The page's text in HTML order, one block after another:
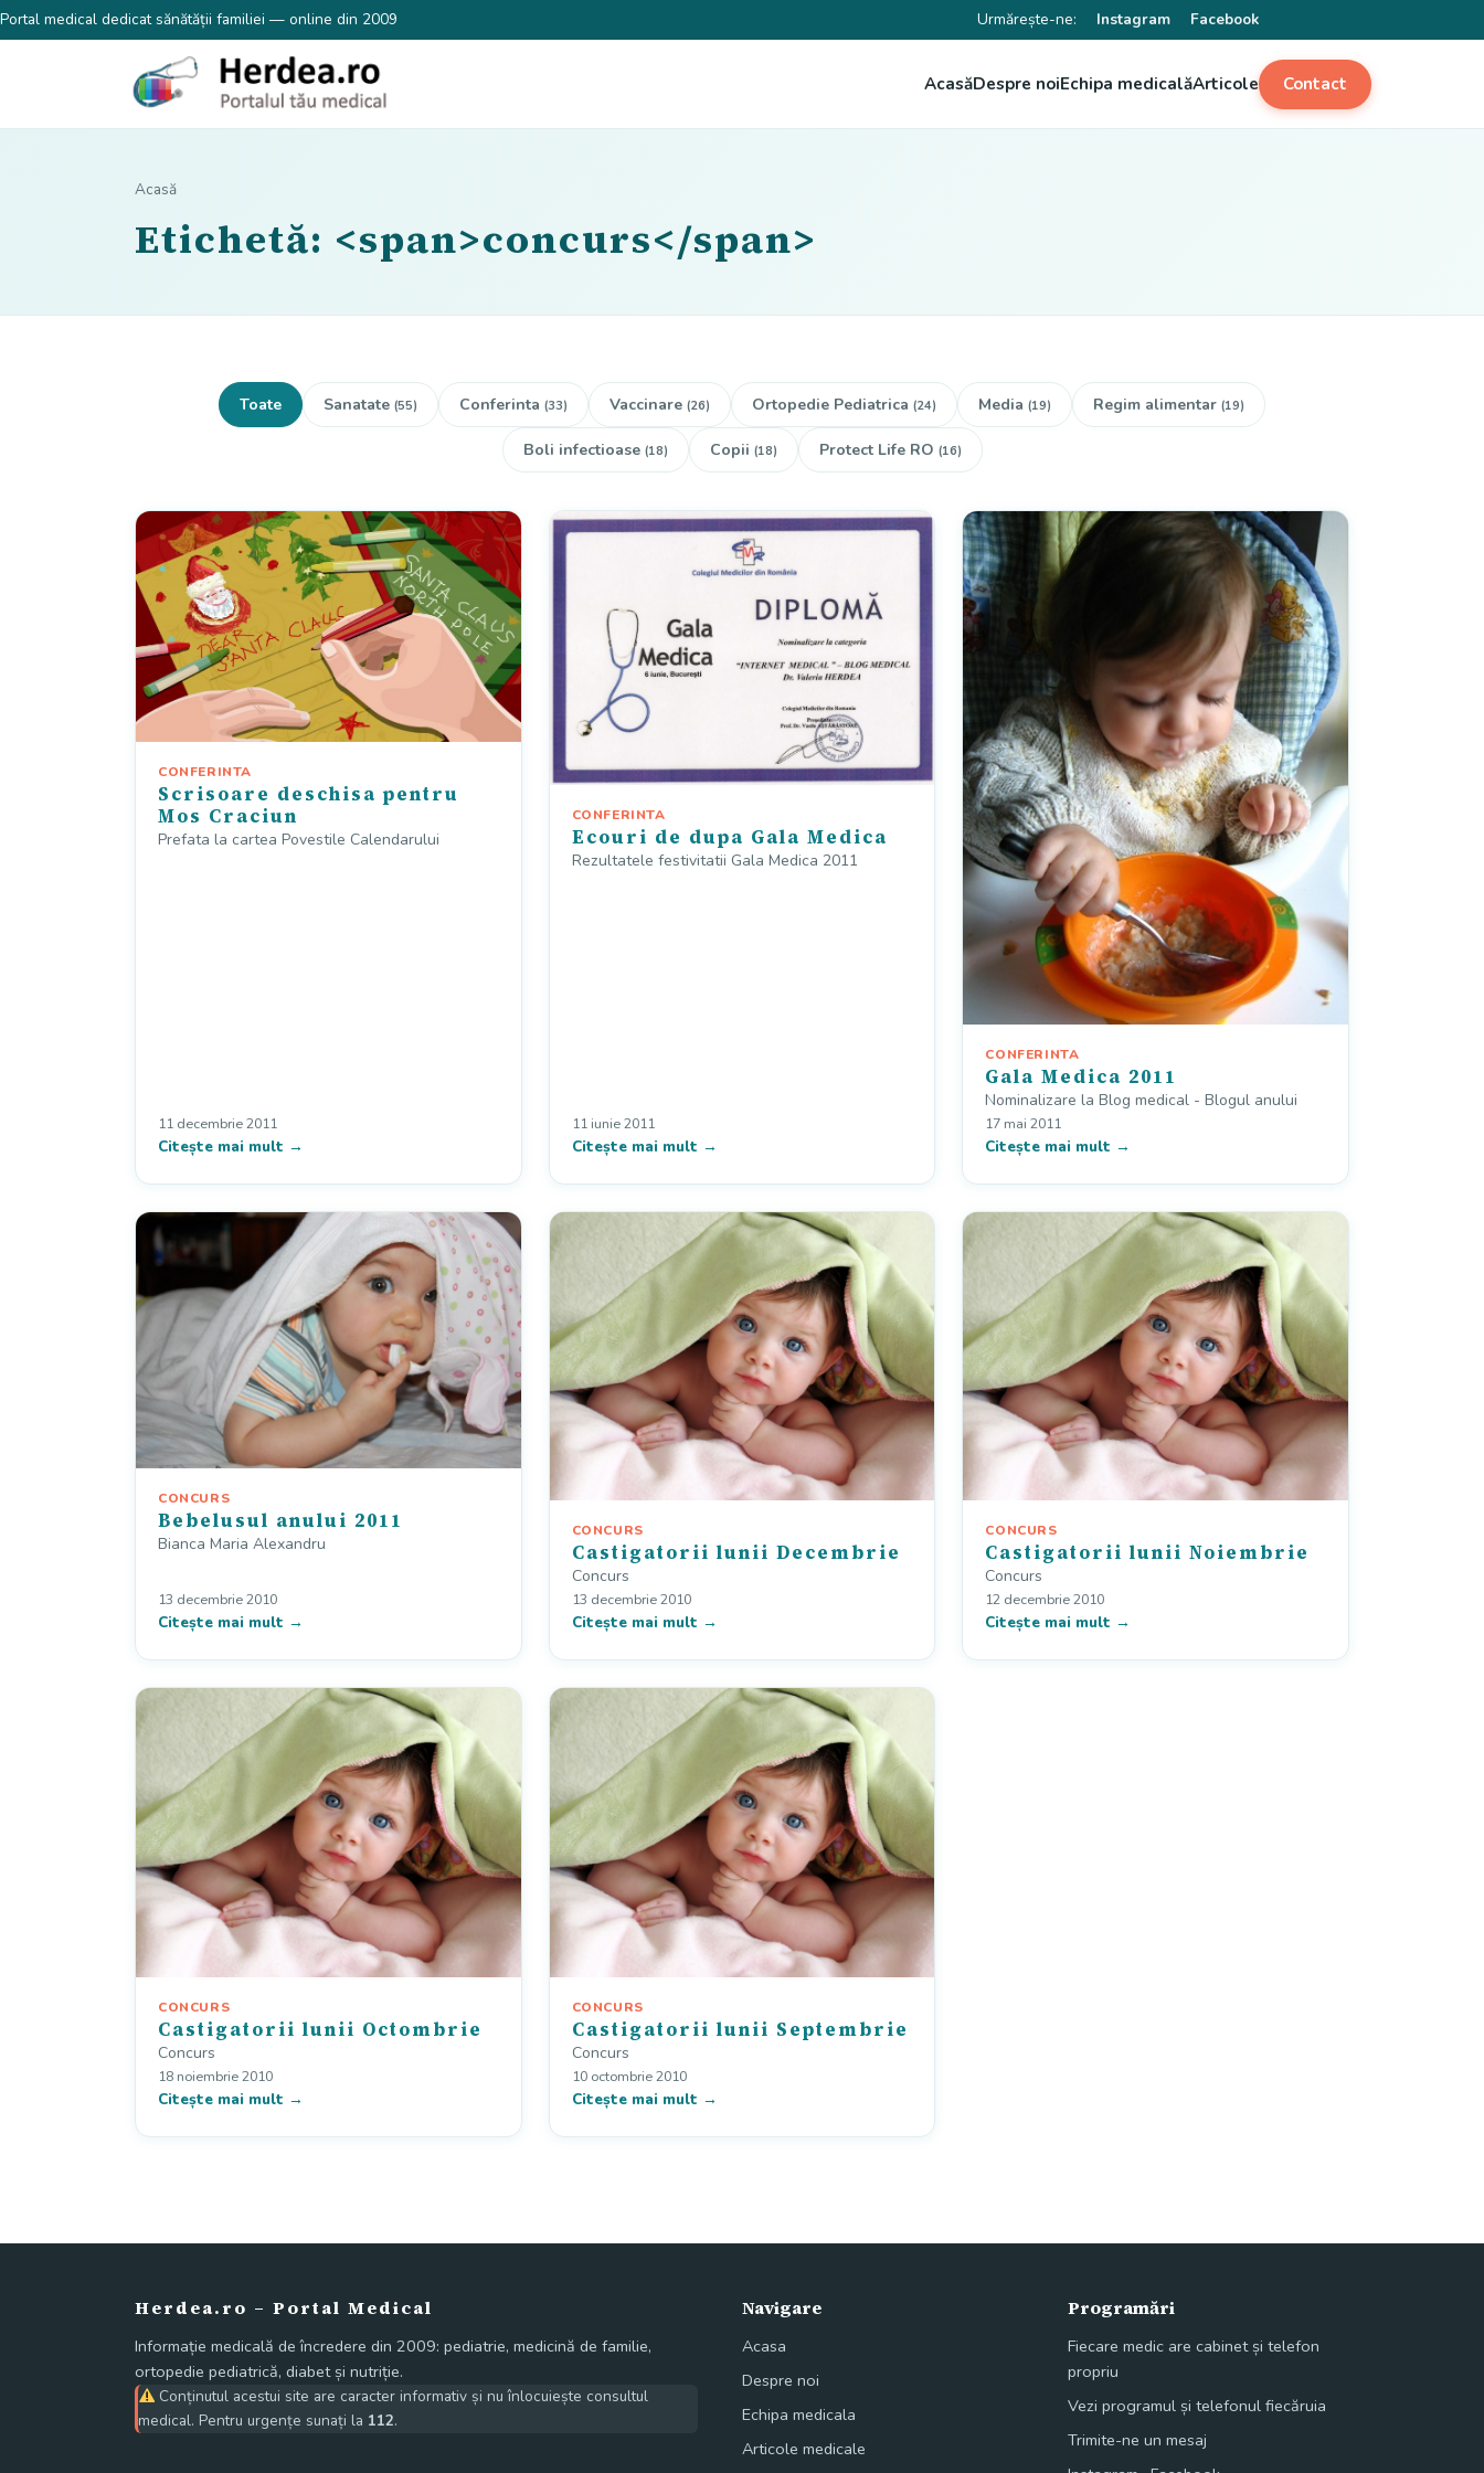
Portal medical dedicat sănătății familiei — online din 2009 Urmărește-ne: Instagram Facebook
AcasăDespre noiEchipa medicalăArticole Contact
Acasă
Etichetă: <span>concurs</span>
Toate Sanatate (55) Conferinta (33) Vaccinare (26) Ortopedie Pediatrica (24) Media (19) Regim alimentar (19)
Boli infectioase (18) Copii (18) Protect Life RO (16)
CONFERINTA
Scrisoare deschisa pentru
Mos Craciun
Prefata la cartea Povestile Calendarului
11 decembrie 2011
Citește mai mult →
CONFERINTA
Ecouri de dupa Gala Medica
Rezultatele festivitatii Gala Medica 2011
11 iunie 2011
Citește mai mult →
CONFERINTA
Gala Medica 2011
Nominalizare la Blog medical - Blogul anului
17 mai 2011
Citește mai mult →
CONCURS
Bebelusul anului 2011
Bianca Maria Alexandru
13 decembrie 2010
Citește mai mult →
CONCURS
Castigatorii lunii Decembrie
Concurs
13 decembrie 2010
Citește mai mult →
CONCURS
Castigatorii lunii Noiembrie
Concurs
12 decembrie 2010
Citește mai mult →
CONCURS
Castigatorii lunii Octombrie
Concurs
18 noiembrie 2010
Citește mai mult →
CONCURS
Castigatorii lunii Septembrie
Concurs
10 octombrie 2010
Citește mai mult →
Herdea.ro – Portal Medical
Informație medicală de încredere din 2009: pediatrie, medicină de familie,
ortopedie pediatrică, diabet și nutriție.
Conținutul acestui site are caracter informativ și nu înlocuiește consultul
medical. Pentru urgențe sunați la 112.
Navigare
Acasa
Despre noi
Echipa medicala
Articole medicale
Programări
Fiecare medic are cabinet și telefon
propriu
Vezi programul și telefonul fiecăruia
Trimite-ne un mesaj